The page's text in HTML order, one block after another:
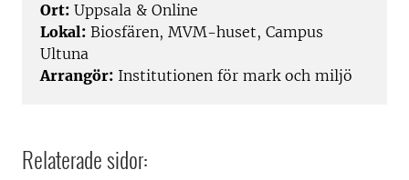
Ort: Uppsala & Online
Lokal: Biosfären, MVM-huset, Campus
Ultuna
Arrangör: Institutionen för mark och miljö
Relaterade sidor: